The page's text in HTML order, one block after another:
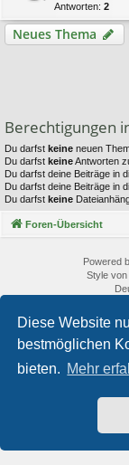
Diese Website
bestmöglichen
bieten. Mehr
Antworten: 2
Neues Thema
Berechtigungen
Du darfst keine neuen
Du darfst keineAntworten
Du darfst deine Beiträge in
Du darfst deine Beiträge in
Du darfst keine
Foren-Übersicht
Powered
Style von